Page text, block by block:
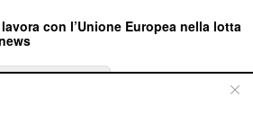
con l’Unione Europea nella lotta